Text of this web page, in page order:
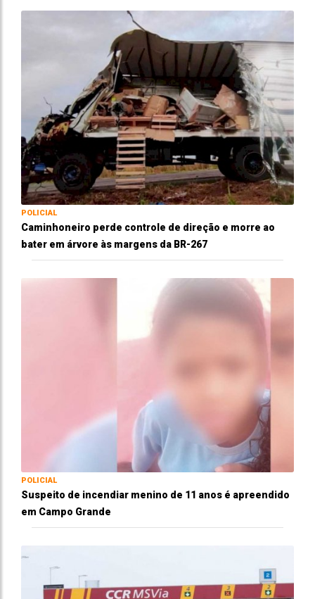
POLICIAL
Caminhoneiro perde controle de direção e morre ao
bater em árvore às margens da BR-267
POLICIAL
Suspeito de incendiar menino de 11 anos é apreendido
em Campo Grande